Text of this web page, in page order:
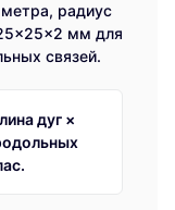
радиус
мм для
связей.
дуг ×